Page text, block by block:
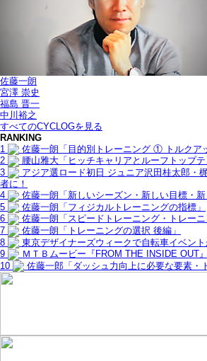
佐藤一朗
宮澤 崇史
福島 晋一
中川裕之
すべてのCYCLOGを見る
RANKING
1
佐藤一朗「目的別トレーニング ① トルクア
2
腰山雅大「ヒッチキャリアとルーフトップテ
3
アジア選ロード初日 ジュニア沢田桂太郎・
者に！
4
佐藤一朗「新しいシーズン・新しい目標・新
5
佐藤一朗「フィジカルトレーニングの指標」
6
佐藤一朗「スピードトレーニング・トレー
7
佐藤一朗「トレーニングの選択 後編」
8
東京デザイナーズウィークで自転車イベン
9
ＭＴＢムービー『FROM THE INSIDE OUT
10
佐藤一郎「ダッシュ力向上に必要な要素・